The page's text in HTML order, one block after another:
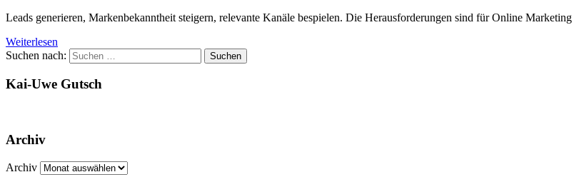
Leads generieren, Markenbekanntheit steigern, relevante Kanäle bespielen. Die Herausforderungen sind für Online
Weiterlesen
Suchen nach:
Suchen
Kai-Uwe Gutsch
Archiv
Archiv